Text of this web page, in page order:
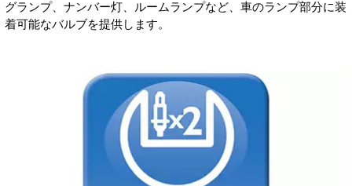
グランプ、ナンバー灯、ルームランプなど、車のランプ部分に装
着可能なバルブを提供します。